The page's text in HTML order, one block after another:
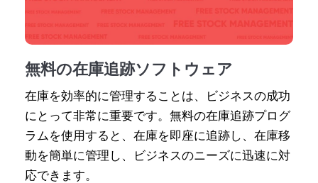
無料の在庫追跡ソフトウェア
在庫を効率的に管理することは、ビジネスの成功
にとって非常に重要です。無料の在庫追跡プログ
ラムを使用すると、在庫を即座に追跡し、在庫移
動を簡単に管理し、ビジネスのニーズに迅速に対
応できます。